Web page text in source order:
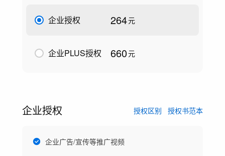
企业授权 264元
企业PLUS授权 660元
企业授权 授权区别 授权书范本
企业广告/宣传等推广视频